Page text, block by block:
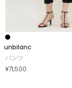
unbilanc
パンツ
¥71,500